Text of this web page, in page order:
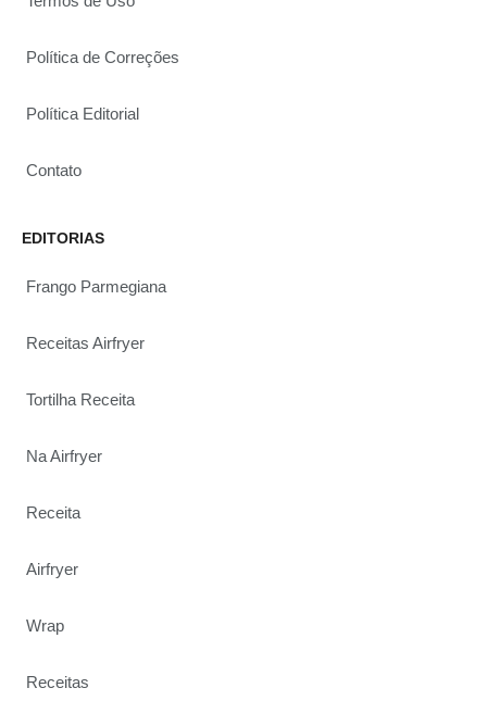
Política de Correções
Política Editorial
Contato
EDITORIAS
Frango Parmegiana
Receitas Airfryer
Tortilha Receita
Na Airfryer
Receita
Airfryer
Wrap
Receitas